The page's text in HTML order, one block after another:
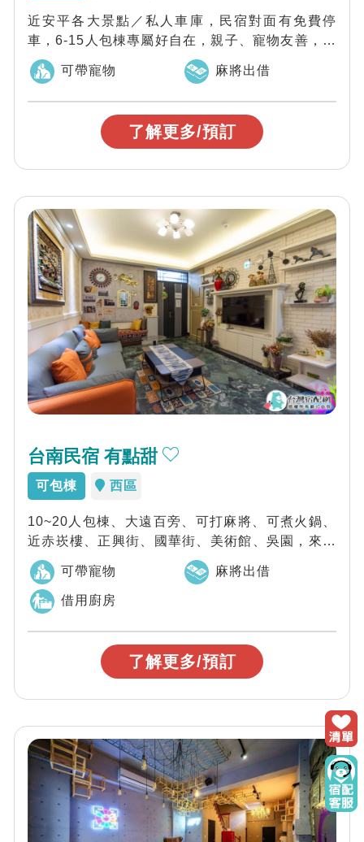
近安平各大景點／私人車庫，民宿對面有免費停
車，6-15人包棟專屬好自在，親子、寵物友善，包
棟獨享、麻將、影音娛樂設備、充氣式兒童泳...
可帶寵物 麻將出借
了解更多/預訂
台南民宿 有點甜
可包棟 西區
10~20人包棟、大遠百旁、可打麻將、可煮火鍋、
近赤崁樓、正興街、國華街、美術館、吳園，來台
南一定要來有點甜民宿，讓您獲得滿滿的幸...
可帶寵物 麻將出借
借用廚房
了解更多/預訂